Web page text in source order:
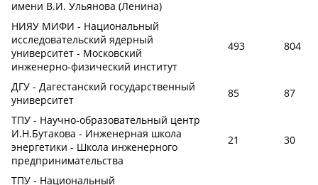
имени В.И. Ульянова (Ленина)
НИЯУ МИФИ - Национальный
исследовательский ядерный
университет - Московский
инженерно-физический институт
493 804
ДГУ - Дагестанский государственный
университет
85
87
ТПУ - Научно-образовательный центр
И.Н.Бутакова - Инженерная школа
энергетики - Школа инженерного
предпринимательства
21 30
ТПУ - Национальный